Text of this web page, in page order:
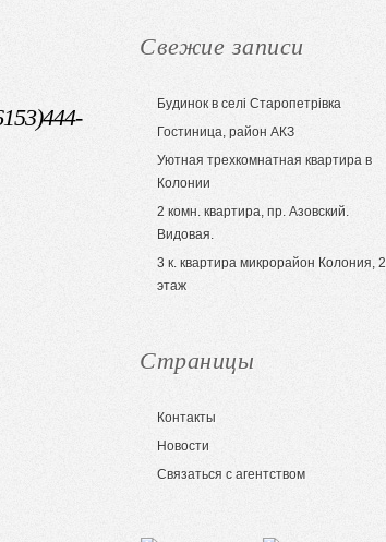
Свежие записи
Будинок в селі Старопетрівка
Гостиница, район АКЗ
Уютная трехкомнатная квартира в
Колонии
2 комн. квартира, пр. Азовский.
Видовая.
3 к. квартира микрорайон Колония, 2
этаж
Страницы
Контакты
Новости
Связаться с агентством